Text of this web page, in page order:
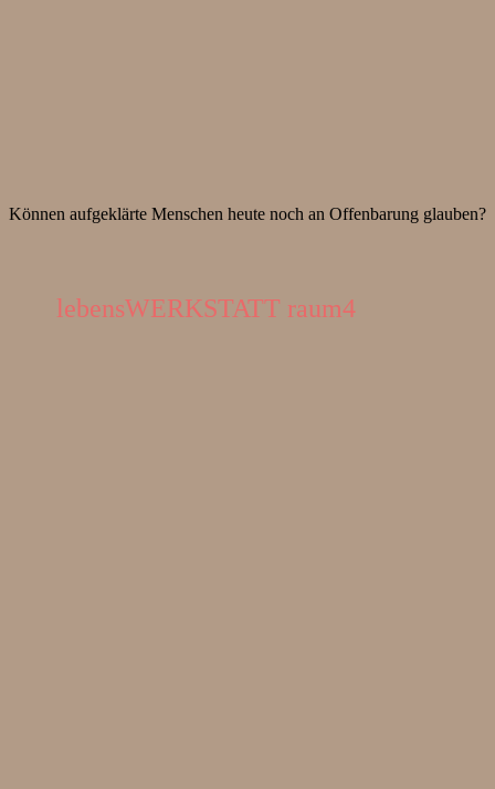
Können aufgeklärte Menschen heute noch an Offenbarung glauben?
lebensWERKSTATT raum4